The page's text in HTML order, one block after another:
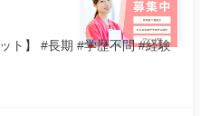
ト】 #長期 #学歴不問 #経験